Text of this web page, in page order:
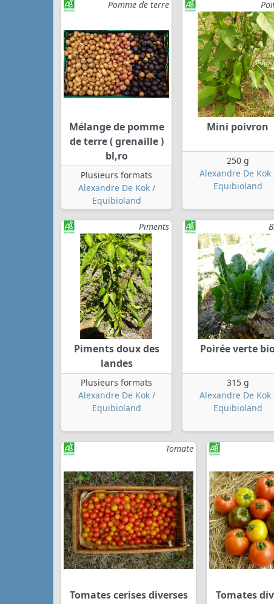
Pomme de terre
Mélange de pomme
de terre ( grenaille )
bl,ro
Plusieurs formats
Alexandre De Kok /
Equibioland
Mini poivron
250 g
Alexandre De Kok
Equibioland
Piments
Piments doux des
landes
Plusieurs formats
Alexandre De Kok /
Equibioland
Poirée verte
315 g
Alexandre De Kok
Equibioland
Tomate
Tomates cerises diverses
Tomates